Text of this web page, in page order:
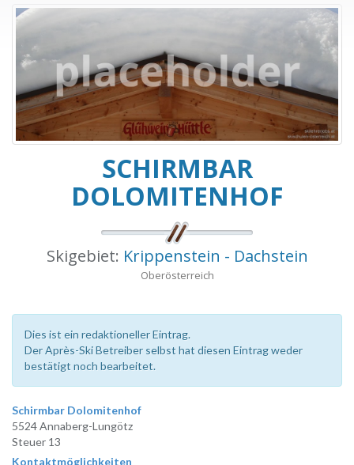
SCHIRMBAR
DOLOMITENHOF
Skigebiet: Krippenstein - Dachstein
Oberösterreich
Dies ist ein redaktioneller Eintrag.
Der Après-Ski Betreiber selbst hat diesen Eintrag weder
bestätigt noch bearbeitet.
Schirmbar Dolomitenhof
5524 Annaberg-Lungötz
Steuer 13
Kontaktmöglichkeiten